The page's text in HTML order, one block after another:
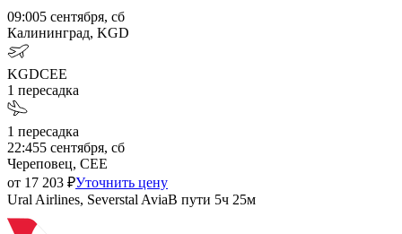
09:005 сентября, сб
Калининград, KGD
KGDCEE
1 пересадка
1 пересадка
22:455 сентября, сб
Череповец, CEE
от 17 203 ₽Уточнить цену
Ural Airlines, Severstal AviaВ пути 5ч 25м